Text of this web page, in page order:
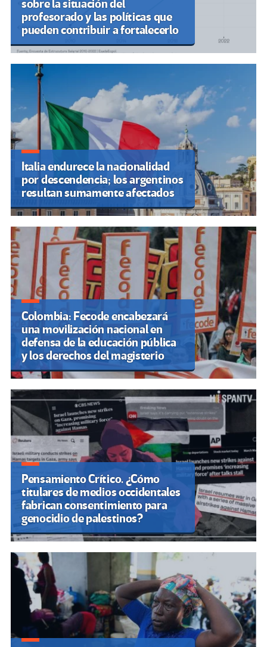
sobre la situación del
profesorado y las políticas que
pueden contribuir a fortalecerlo
Italia endurece la nacionalidad
por descendencia; los argentinos
resultan sumamente afectados
Colombia: Fecode encabezará
una movilización nacional en
defensa de la educación pública
y los derechos del magisterio
Pensamiento Crítico. ¿Cómo
titulares de medios occidentales
fabrican consentimiento para
genocidio de palestinos?